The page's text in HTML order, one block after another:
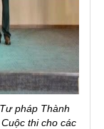
pháp Thành
thi cho các